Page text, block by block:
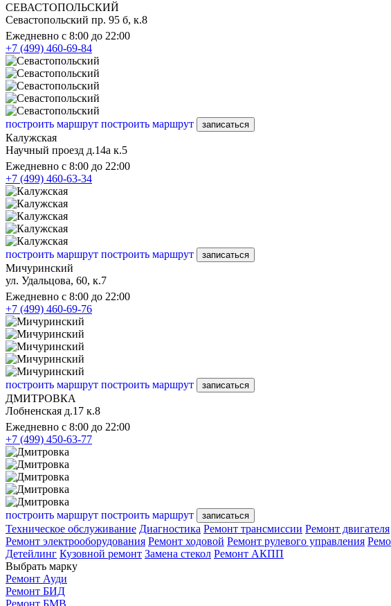
СЕВАСТОПОЛЬСКИЙ
Севастопольский пр. 95 б, к.8
Ежедневно с 8:00 до 22:00
+7 (499) 460-69-84
построить маршрут построить маршрут записаться
Калужская
Научный проезд д.14а к.5
Ежедневно с 8:00 до 22:00
+7 (499) 460-63-34
построить маршрут построить маршрут записаться
Мичуринский
ул. Удальцова, 60, к.7
Ежедневно с 8:00 до 22:00
+7 (499) 460-69-76
построить маршрут построить маршрут записаться
ДМИТРОВКА
Лобненская д.17 к.8
Ежедневно с 8:00 до 22:00
+7 (499) 450-63-77
построить маршрут построить маршрут записаться
Техническое обслуживание Диагностика Ремонт трансмиссии Ремонт двигателя
Ремонт электрооборудования Ремонт ходовой Ремонт рулевого управления
Детейлинг Кузовной ремонт Замена стекол Ремонт АКПП
Выбрать марку
Ремонт Ауди
Ремонт БИД
Ремонт БМВ